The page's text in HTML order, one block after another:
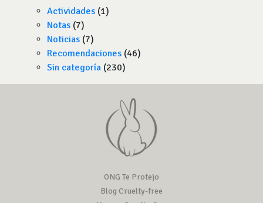
Actividades (1)
Notas (7)
Noticias (7)
Recomendaciones (46)
Sin categoría (230)
ONG Te Protejo
Blog Cruelty-free